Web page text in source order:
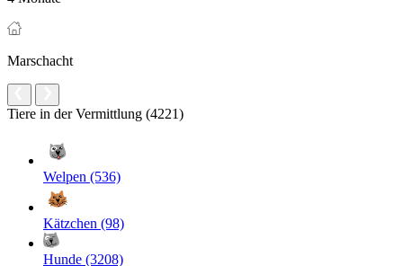
Marschacht
Tiere in der Vermittlung (4221)
Welpen (536)
Kätzchen (98)
Hunde (3208)